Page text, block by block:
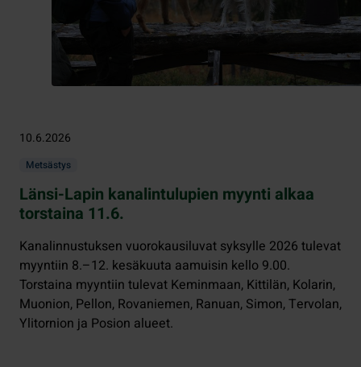
10.6.2026
Metsästys
Länsi-Lapin kanalintulupien myynti alkaa
torstaina 11.6.
Kanalinnustuksen vuorokausiluvat syksylle 2026 tulevat
myyntiin 8.–12. kesäkuuta aamuisin kello 9.00.
Torstaina myyntiin tulevat Keminmaan, Kittilän, Kolarin,
Muonion, Pellon, Rovaniemen, Ranuan, Simon, Tervolan,
Ylitornion ja Posion alueet.